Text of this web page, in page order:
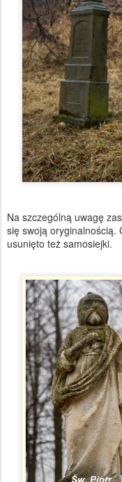
Na szczególną uwagę
się swoją oryginalnością.
usunięto też samosiejki.